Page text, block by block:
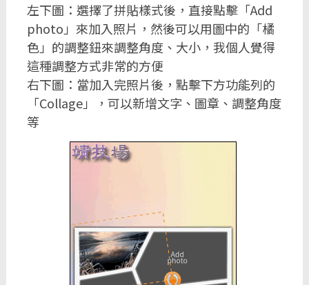
左下圖：選擇了拼貼樣式後，直接點擊「Add
photo」來加入照片，然後可以用圖中的「橘
色」的調整鈕來調整角度、大小，我個人覺得
這種調整方式非常的方便
右下圖：當加入完照片後，點擊下方功能列的
「Collage」，可以新增文字、圖章、調整角度
等